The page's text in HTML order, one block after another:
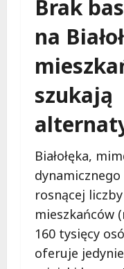
Brak
na
szukają
Białołęka,
rosnącej liczby
mieszkańców
160 tysięcy
oferuje